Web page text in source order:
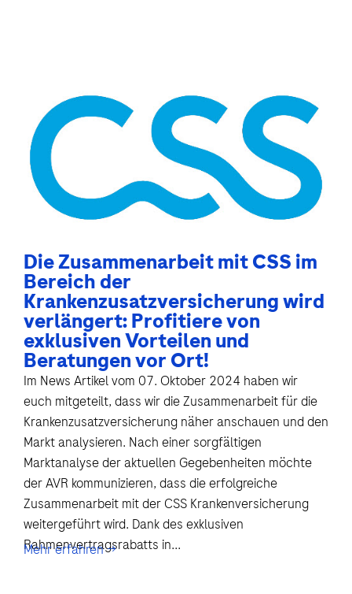
Die Zusammenarbeit mit CSS im
Bereich der
Krankenzusatzversicherung wird
verlängert: Profitiere von
exklusiven Vorteilen und
Beratungen vor Ort!
Im News Artikel vom 07. Oktober 2024 haben wir
euch mitgeteilt, dass wir die Zusammenarbeit für die
Krankenzusatzversicherung näher anschauen und den
Markt analysieren. Nach einer sorgfältigen
Marktanalyse der aktuellen Gegebenheiten möchte
der AVR kommunizieren, dass die erfolgreiche
Zusammenarbeit mit der CSS Krankenversicherung
weitergeführt wird. Dank des exklusiven
Rahmenvertragsrabatts in...
Mehr erfahren →